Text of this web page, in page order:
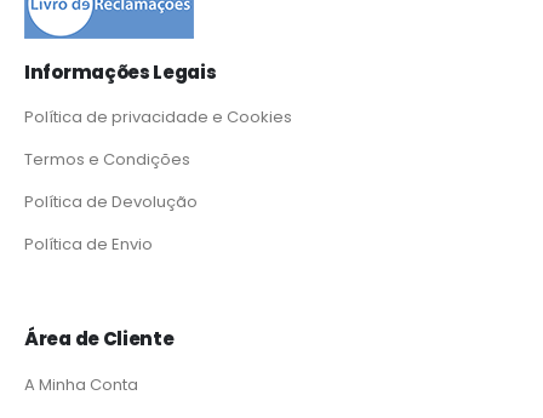
Informações Legais
Política de privacidade e Cookies
Termos e Condições
Política de Devolução
Política de Envio
Área de Cliente
A Minha Conta